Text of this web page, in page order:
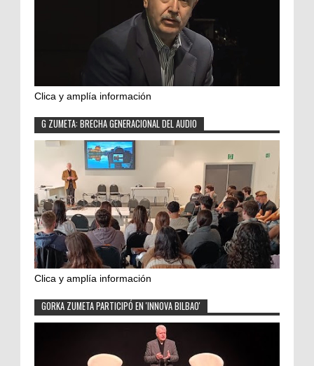
Clica y amplía información
G ZUMETA: BRECHA GENERACIONAL DEL AUDIO
Clica y amplía información
GORKA ZUMETA PARTICIPÓ EN 'INNOVA BILBAO'